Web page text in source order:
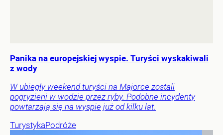
Panika na europejskiej wyspie. Turyści wyskakiwali
z wody
W ubiegły weekend turyści na Majorce zostali
pogryzieni w wodzie przez ryby. Podobne incydenty
powtarzają się na wyspie już od kilku lat.
TurystykaPodróże